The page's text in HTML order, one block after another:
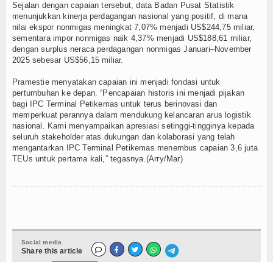
Sejalan dengan capaian tersebut, data Badan Pusat Statistik
menunjukkan kinerja perdagangan nasional yang positif, di mana
nilai ekspor nonmigas meningkat 7,07% menjadi US$244,75 miliar,
sementara impor nonmigas naik 4,37% menjadi US$188,61 miliar,
dengan surplus neraca perdagangan nonmigas Januari–November
2025 sebesar US$56,15 miliar.
Pramestie menyatakan capaian ini menjadi fondasi untuk
pertumbuhan ke depan. “Pencapaian historis ini menjadi pijakan
bagi IPC Terminal Petikemas untuk terus berinovasi dan
memperkuat perannya dalam mendukung kelancaran arus logistik
nasional. Kami menyampaikan apresiasi setinggi-tingginya kepada
seluruh stakeholder atas dukungan dan kolaborasi yang telah
mengantarkan IPC Terminal Petikemas menembus capaian 3,6 juta
TEUs untuk pertama kali,” tegasnya.(Arry/Mar)
Social media
Share this article